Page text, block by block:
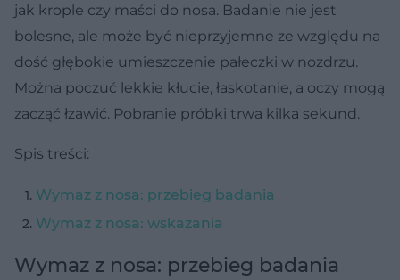
jak krople czy maści do nosa. Badanie nie jest
bolesne, ale może być nieprzyjemne ze względu na
dość głębokie umieszczenie pałeczki w nozdrzu.
Można poczuć lekkie kłucie, łaskotanie, a oczy mogą
zacząć łzawić. Pobranie próbki trwa kilka sekund.
Spis treści:
Wymaz z nosa: przebieg badania
Wymaz z nosa: wskazania
Wymaz z nosa: przebieg badania